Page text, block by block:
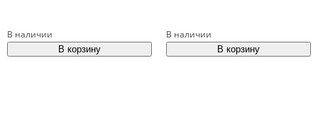
В наличии В наличии